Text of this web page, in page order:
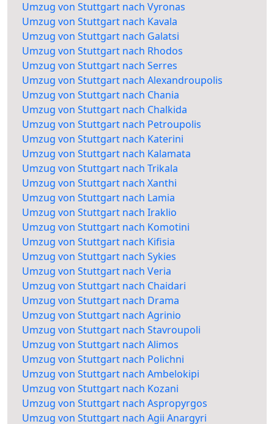
Umzug von Stuttgart nach Vyronas
Umzug von Stuttgart nach Kavala
Umzug von Stuttgart nach Galatsi
Umzug von Stuttgart nach Rhodos
Umzug von Stuttgart nach Serres
Umzug von Stuttgart nach Alexandroupolis
Umzug von Stuttgart nach Chania
Umzug von Stuttgart nach Chalkida
Umzug von Stuttgart nach Petroupolis
Umzug von Stuttgart nach Katerini
Umzug von Stuttgart nach Kalamata
Umzug von Stuttgart nach Trikala
Umzug von Stuttgart nach Xanthi
Umzug von Stuttgart nach Lamia
Umzug von Stuttgart nach Iraklio
Umzug von Stuttgart nach Komotini
Umzug von Stuttgart nach Kifisia
Umzug von Stuttgart nach Sykies
Umzug von Stuttgart nach Veria
Umzug von Stuttgart nach Chaidari
Umzug von Stuttgart nach Drama
Umzug von Stuttgart nach Agrinio
Umzug von Stuttgart nach Stavroupoli
Umzug von Stuttgart nach Alimos
Umzug von Stuttgart nach Polichni
Umzug von Stuttgart nach Ambelokipi
Umzug von Stuttgart nach Kozani
Umzug von Stuttgart nach Aspropyrgos
Umzug von Stuttgart nach Agii Anargyri